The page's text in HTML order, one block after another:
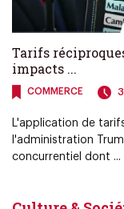
Tarifs
impacts ...
COMMERCE
L'application de
l'administration
concurrentiel dont ...